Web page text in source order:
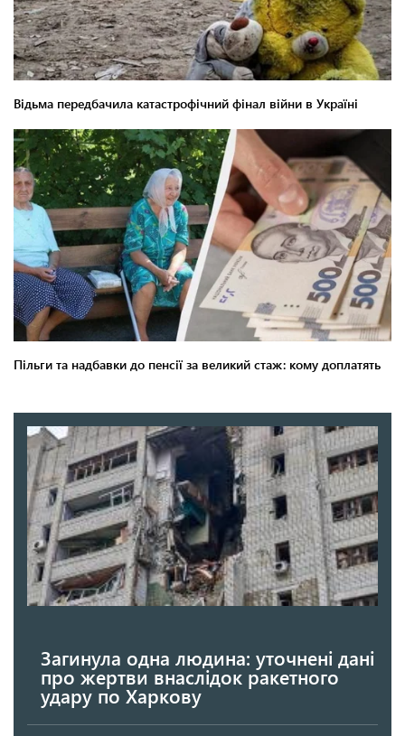
Загинула одна людина: уточнені дані
про жертви внаслідок ракетного
удару по Харкову